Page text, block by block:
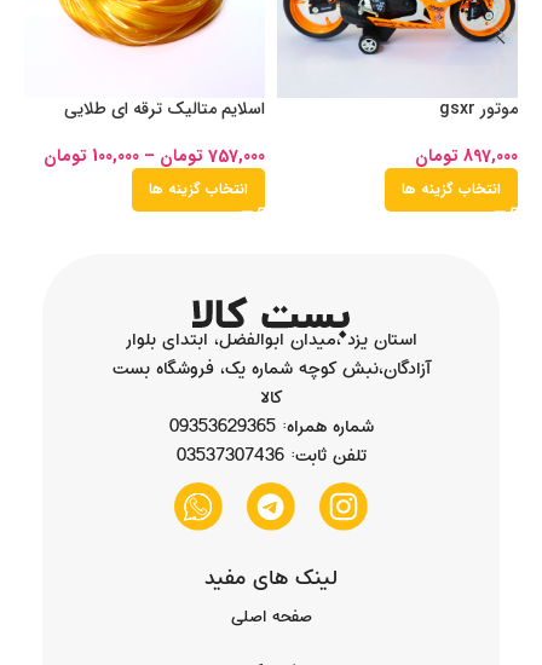
موتور gsxr
897,000 تومان
انتخاب گزینه ها
اسلایم متالیک ترقه ای طلایی
757,000 تومان –
100,000 تومان
انتخاب گزینه ها
استان یزد ،میدان ابوالفضل، ابتدای بلوار
آزادگان،نبش کوچه شماره یک، فروشگاه بست
کالا
شماره همراه: 09353629365
تلفن ثابت: 03537307436
لینک های مفید
صفحه اصلی